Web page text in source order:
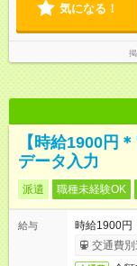
気になる！
【時給1900円
データ入力
派遣 職種未経験OK
給与
時給1900
交通費別